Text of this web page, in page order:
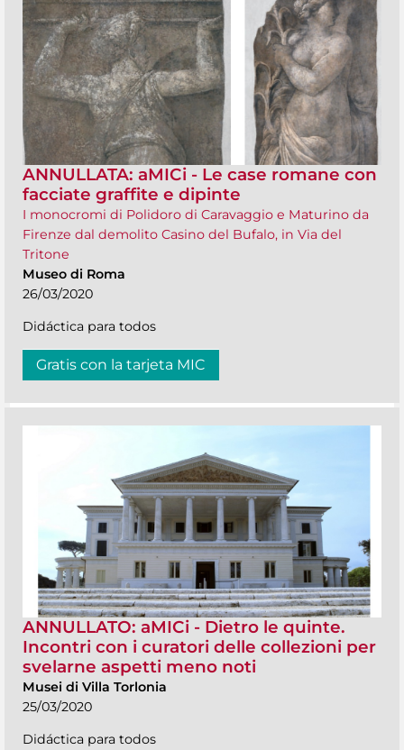
ANNULLATA: aMICi - Le case romane con
facciate graffite e dipinte
I monocromi di Polidoro di Caravaggio e Maturino da
Firenze dal demolito Casino del Bufalo, in Via del
Tritone
Museo di Roma
26/03/2020
Didáctica para todos
Gratis con la tarjeta MIC
ANNULLATO: aMICi - Dietro le quinte.
Incontri con i curatori delle collezioni per
svelarne aspetti meno noti
Musei di Villa Torlonia
25/03/2020
Didáctica para todos